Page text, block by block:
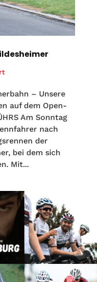
– Unsere
auf dem Open-
Am Sonntag
nach
der
bei dem sich
Mit...